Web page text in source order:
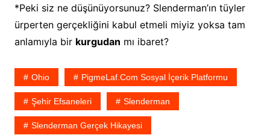
*Peki siz ne düşünüyorsunuz? Slenderman’ın tüyler
ürperten gerçekliğini kabul etmeli miyiz yoksa tam
anlamıyla bir kurgudan mı ibaret?
Ohio PigmeLaf.com Sosyal İçerik Platformu
Şehir Efsaneleri Slenderman
Slenderman Gerçek Hikayesi